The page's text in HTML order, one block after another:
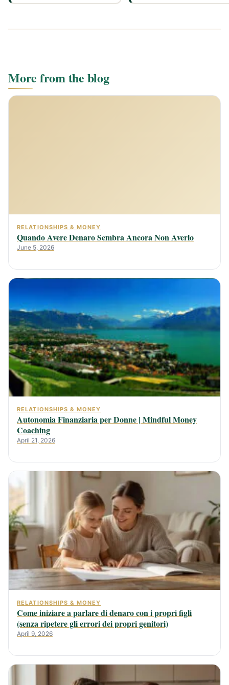
More from the blog
RELATIONSHIPS & MONEY
Quando Avere Denaro Sembra Ancora Non Averlo
June 5, 2026
RELATIONSHIPS & MONEY
Autonomia Finanziaria per Donne | Mindful Money
Coaching
April 21, 2026
RELATIONSHIPS & MONEY
Come iniziare a parlare di denaro con i propri figli
(senza ripetere gli errori dei propri genitori)
April 9, 2026